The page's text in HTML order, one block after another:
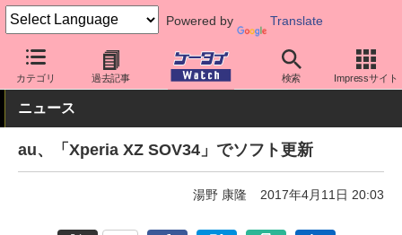
Powered by Translate
カテゴリ 過去記事 検索 Impressサイト
ケータイ Watch キャリア au ソフト更新
ニュース
au、「Xperia XZ SOV34」でソフト更新
湯野 康隆 2017年4月11日 20:03